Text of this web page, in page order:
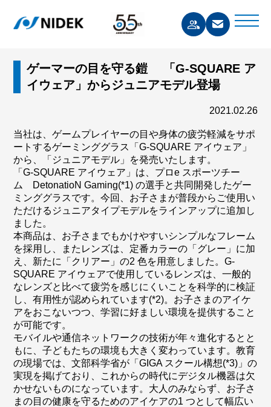
ゲーマーの目を守る鎧 「G-SQUARE ア
イウェア」からジュニアモデル登場
2021.02.26
当社は、ゲームプレイヤーの目や身体の疲労軽減をサポ
ートするゲーミンググラス「G-SQUARE アイウェア」
から、「ジュニアモデル」を発売いたします。
「G-SQUARE アイウェア」は、プロe スポーツチー
ム DetonatioN Gaming(*1) の選手と共同開発したゲー
ミンググラスです。今回、お子さまが普段からご使用い
ただけるジュニアタイプモデルをラインアップに追加し
ました。
本商品は、お子さまでもかけやすいシンプルなフレーム
を採用し、またレンズは、定番カラーの「グレー」に加
え、新たに「クリアー」の2 色を用意しました。G-
SQUARE アイウェアで使用しているレンズは、一般的
なレンズと比べて疲労を感じにくいことを科学的に検証
し、有用性が認められています(*2)。お子さまのアイケ
アをおこないつつ、学習に好ましい環境を提供すること
が可能です。
モバイルや通信ネットワークの技術が年々進化するとと
もに、子どもたちの環境も大きく変わっています。教育
の現場では、文部科学省が「GIGA スクール構想(*3)」の
実現を掲げており、これからの時代にデジタル機器は欠
かせないものになっています。大人のみならず、お子さ
まの目の健康を守るためのアイケアの1 つとして幅広い